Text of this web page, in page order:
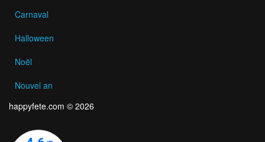
Carnaval
Halloween
Noël
Nouvel an
happyfete.com © 2026